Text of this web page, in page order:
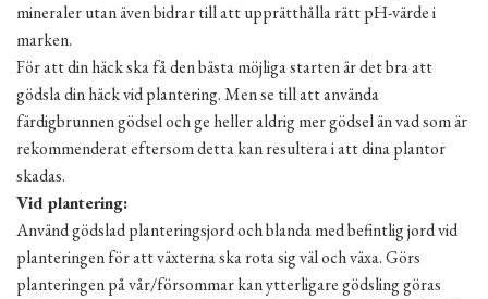
mineraler utan även bidrar till att upprätthålla rätt pH-värde i
marken.
För att din häck ska få den bästa möjliga starten är det bra att
gödsla din häck vid plantering. Men se till att använda
färdigbrunnen gödsel och ge heller aldrig mer gödsel än vad som är
rekommenderat eftersom detta kan resultera i att dina plantor
skadas.
Vid plantering:
Använd gödslad planteringsjord och blanda med befintlig jord vid
planteringen för att växterna ska rota sig väl och växa. Görs
planteringen på vår/försommar kan ytterligare gödsling göras